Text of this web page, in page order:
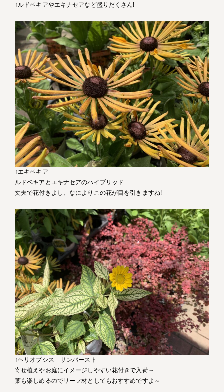
↑ルドベキアやエキナセアなど盛りだくさん!
↑エキベキア
ルドベキアとエキナセアのハイブリッド
丈夫で花付きよし、なによりこの花が目を引きますね!
↑ヘリオプシス サンバースト
寄せ植えやお庭にイメージしやすい花付きで入荷～
葉も楽しめるのでリーフ材としてもおすすめですよ～